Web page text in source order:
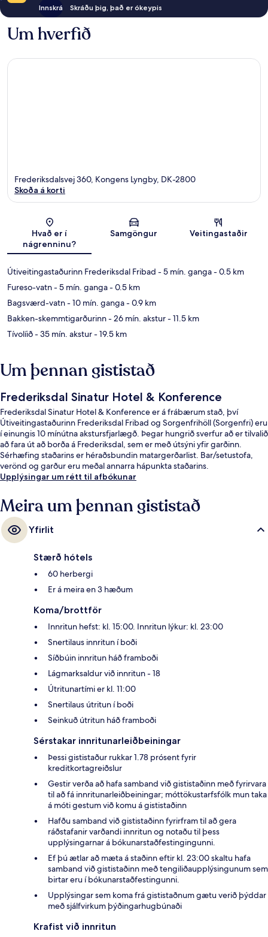
Innskrá Skráðu þig, það er ókeypis
Um hverfið
Kort
Frederiksdalsvej 360, Kongens Lyngby, DK-2800
Skoða á korti
Hvað er í
nágrenninu?
Samgöngur Veitingastaðir
Útiveitingastaðurinn Frederiksdal Fribad - 5 mín. ganga- 0.5 km
Fureso-vatn- 5 mín. ganga- 0.5 km
Bagsværd-vatn- 10 mín. ganga- 0.9 km
Bakken-skemmtigarðurinn- 26 mín. akstur- 11.5 km
Tívolíið- 35 mín. akstur- 19.5 km
Um þennan gististað
Frederiksdal Sinatur Hotel & Konference
Frederiksdal Sinatur Hotel & Konference er á frábærum stað, því
Útiveitingastaðurinn Frederiksdal Fribad og Sorgenfrihöll (Sorgenfri) eru
í einungis 10 mínútna akstursfjarlægð. Þegar hungrið sverfur að er tilvalið
að fara út að borða á Frederiksdal, sem er með útsýni yfir garðinn.
Sérhæfing staðarins er héraðsbundin matargerðarlist. Bar/setustofa,
verönd og garður eru meðal annarra hápunkta staðarins.
Upplýsingar um rétt til afbókunar
Meira um þennan gististað
Yfirlit
Stærð hótels
60 herbergi
Er á meira en 3 hæðum
Koma/brottför
Innritun hefst: kl. 15:00. Innritun lýkur: kl. 23:00
Snertilaus innritun í boði
Síðbúin innritun háð framboði
Lágmarksaldur við innritun - 18
Útritunartími er kl. 11:00
Snertilaus útritun í boði
Seinkuð útritun háð framboði
Sérstakar innritunarleiðbeiningar
Þessi gististaður rukkar 1.78 prósent fyrir
kreditkortagreiðslur
Gestir verða að hafa samband við gististaðinn með fyrirvara
til að fá innritunarleiðbeiningar; móttökustarfsfólk mun taka
á móti gestum við komu á gististaðinn
Hafðu samband við gististaðinn fyrirfram til að gera
ráðstafanir varðandi innritun og notaðu til þess
upplýsingarnar á bókunarstaðfestingingunni.
Ef þú ætlar að mæta á staðinn eftir kl. 23:00 skaltu hafa
samband við gististaðinn með tengiliðaupplýsingunum sem
birtar eru í bókunarstaðfestingunni.
Upplýsingar sem koma frá gististaðnum gætu verið þýddar
með sjálfvirkum þýðingarhugbúnaði
Krafist við innritun